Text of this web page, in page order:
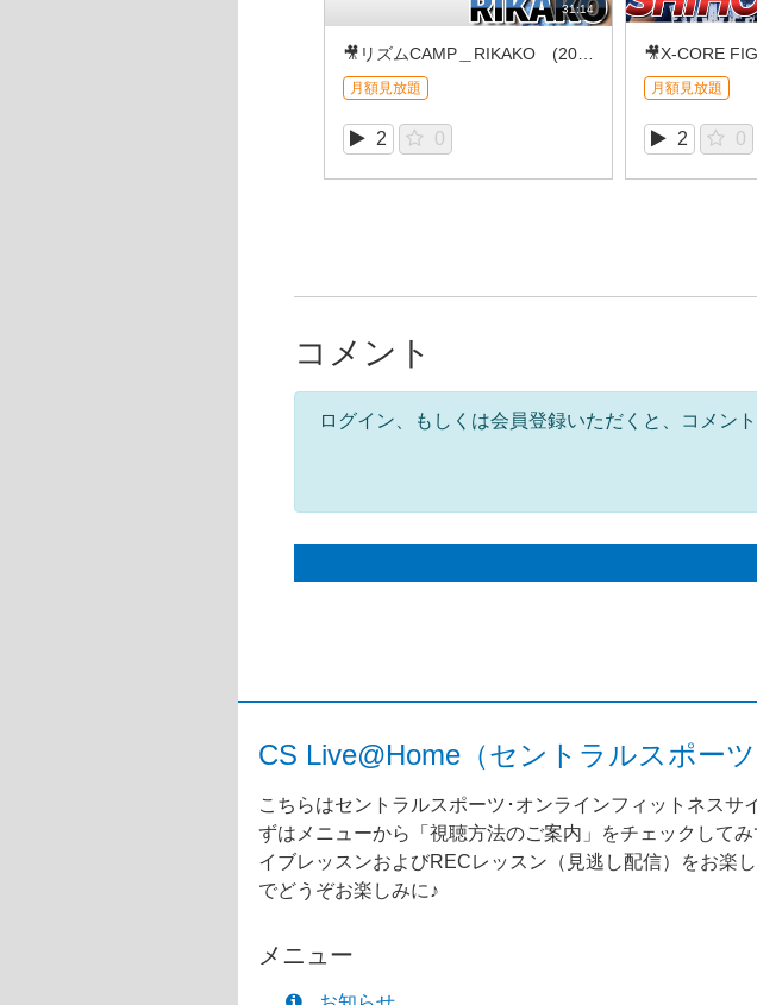
31:14
月額見放題
2 0
月額見放題
2 0
コメント
ログイン、もしくは会員登録いただくと、コメント
CS Live@Home（セントラルスポー
こちらはセントラルスポーツ･オンラインフィットネス
ずはメニューから「視聴方法のご案内」をチェックして
イブレッスンおよびRECレッスン（見逃し配信）をお楽
でどうぞお楽しみに♪
メニュー